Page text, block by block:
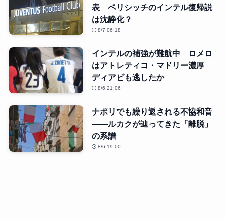
表 ペリシッチのインテル復帰説
は沈静化？
8/7 06:18
インテルの補強が難航中 ロメロ
はアトレティコ・マドリー濃厚
ディアビも逃したか
8/6 21:06
ナポリでも繰り返される不協和音
――ルカクが辿ってきた「離脱」
の系譜
8/6 19:00